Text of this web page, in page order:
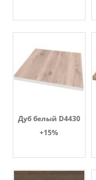
Дуб белый D4430
+15%